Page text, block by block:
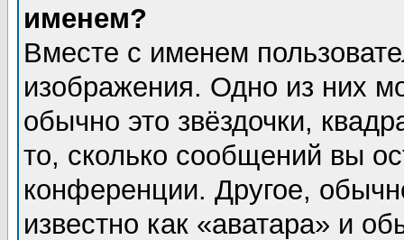
именем?
Вместе с именем
изображения. Одно из них
обычно это звёздочки,
то, сколько сообщений вы
конференции. Другое,
известно как «аватара» и